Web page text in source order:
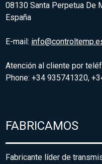
08130 Santa Perpetua De
España
E-mail:
Atención al cliente por
Phone: +34 935741320,
FABRICAMOS
Fabricante líder de